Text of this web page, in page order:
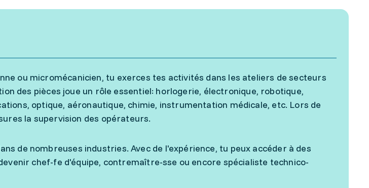
ou micromécanicien, tu exerces tes activités dans les ateliers de secteurs
des pièces joue un rôle essentiel: horlogerie, électronique, robotique,
optique, aéronautique, chimie, instrumentation médicale, etc. Lors de
la supervision des opérateurs.
de nombreuses industries. Avec de l'expérience, tu peux accéder à des
chef-fe d'équipe, contremaître-sse ou encore spécialiste technico-